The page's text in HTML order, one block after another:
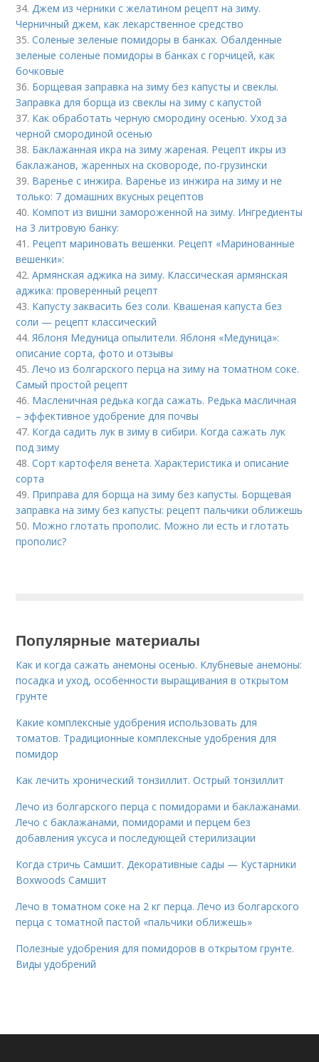
34. Джем из черники с желатином рецепт на зиму.
Черничный джем, как лекарственное средство
35.Соленые зеленые помидоры в банках. Обалденные
зеленые соленые помидоры в банках с горчицей, как
бочковые
36. Борщевая заправка на зиму без капусты и свеклы.
Заправка для борща из свеклы на зиму с капустой
37. Как обработать черную смородину осенью. Уход за
черной смородиной осенью
38. Баклажанная икра на зиму жареная. Рецепт икры из
баклажанов, жаренных на сковороде, по-грузински
39. Варенье с инжира. Варенье из инжира на зиму и не
только: 7 домашних вкусных рецептов
40. Компот из вишни замороженной на зиму. Ингредиенты
на 3 литровую банку:
41. Рецепт мариновать вешенки. Рецепт «Маринованные
вешенки»:
42.Армянская аджика на зиму. Классическая армянская
аджика: проверенный рецепт
43. Капусту заквасить без соли. Квашеная капуста без
соли — рецепт классический
44. Яблоня Медуница опылители. Яблоня «Медуница»:
описание сорта, фото и отзывы
45. Лечо из болгарского перца на зиму на томатном соке.
Самый простой рецепт
46. Масленичная редька когда сажать. Редька масличная
– эффективное удобрение для почвы
47. Когда садить лук в зиму в сибири. Когда сажать лук
под зиму
48.Сорт картофеля венета. Характеристика и описание
сорта
49. Приправа для борща на зиму без капусты. Борщевая
заправка на зиму без капусты: рецепт пальчики оближешь
50. Можно глотать прополис. Можно ли есть и глотать
прополис?
Популярные материалы
Как и когда сажать анемоны осенью. Клубневые анемоны:
посадка и уход, особенности выращивания в открытом
грунте
Какие комплексные удобрения использовать для
томатов. Традиционные комплексные удобрения для
помидор
Как лечить хронический тонзиллит. Острый тонзиллит
Лечо из болгарского перца с помидорами и баклажанами.
Лечо с баклажанами, помидорами и перцем без
добавления уксуса и последующей стерилизации
Когда стричь Самшит. Декоративные сады — Кустарники
Boxwoods Самшит
Лечо в томатном соке на 2 кг перца. Лечо из болгарского
перца с томатной пастой «пальчики оближешь»
Полезные удобрения для помидоров в открытом грунте.
Виды удобрений